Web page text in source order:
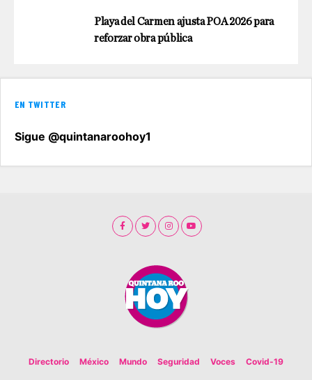
Playa del Carmen ajusta POA 2026 para
reforzar obra pública
EN TWITTER
Sigue @quintanaroohoy1
Directorio México Mundo Seguridad Voces Covid-19